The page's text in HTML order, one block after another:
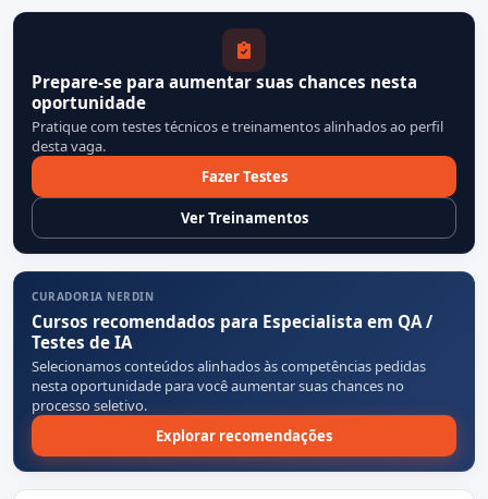
Prepare-se para aumentar suas chances nesta
oportunidade
Pratique com testes técnicos e treinamentos alinhados ao perfil
desta vaga.
Fazer Testes
Ver Treinamentos
CURADORIA NERDIN
Cursos recomendados para Especialista em QA /
Testes de IA
Selecionamos conteúdos alinhados às competências pedidas
nesta oportunidade para você aumentar suas chances no
processo seletivo.
Explorar recomendações